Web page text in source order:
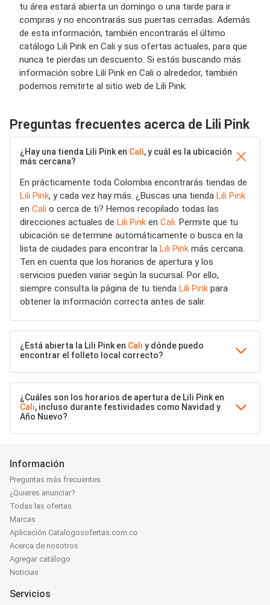
tu área estará abierta un domingo o una tarde para ir
compras y no encontrarás sus puertas cerradas. Además
de esta información, también encontrarás el último
catálogo Lili Pink en Cali y sus ofertas actuales, para que
nunca te pierdas un descuento. Si estás buscando más
información sobre Lili Pink en Cali o alrededor, también
podemos remitirte al sitio web de Lili Pink.
Preguntas frecuentes acerca de Lili Pink
¿Hay una tienda Lili Pink en Cali, y cuál es la ubicación
más cercana?
En prácticamente toda Colombia encontrarás tiendas de
Lili Pink, y cada vez hay más. ¿Buscas una tienda Lili Pink
en Cali o cerca de ti? Hemos recopilado todas las
direcciones actuales de Lili Pink en Cali. Permite que tu
ubicación se determine automáticamente o busca en la
lista de ciudades para encontrar la Lili Pink más cercana.
Ten en cuenta que los horarios de apertura y los
servicios pueden variar según la sucursal. Por ello,
siempre consulta la página de tu tienda Lili Pink para
obtener la información correcta antes de salir.
¿Está abierta la Lili Pink en Cali y dónde puedo
encontrar el folleto local correcto?
¿Cuáles son los horarios de apertura de Lili Pink en
Cali, incluso durante festividades como Navidad y
Año Nuevo?
Información
Preguntas más frecuentes
¿Quieres anunciar?
Todas las ofertas
Marcas
Aplicación Catalogosofertas.com.co
Acerca de nosotros
Agregar catálogo
Noticias
Servicios